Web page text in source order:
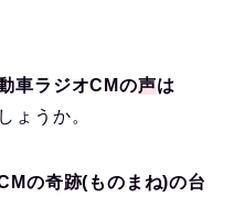
車ラジオCMの声は
ょうか。
の奇跡(ものまね)の台